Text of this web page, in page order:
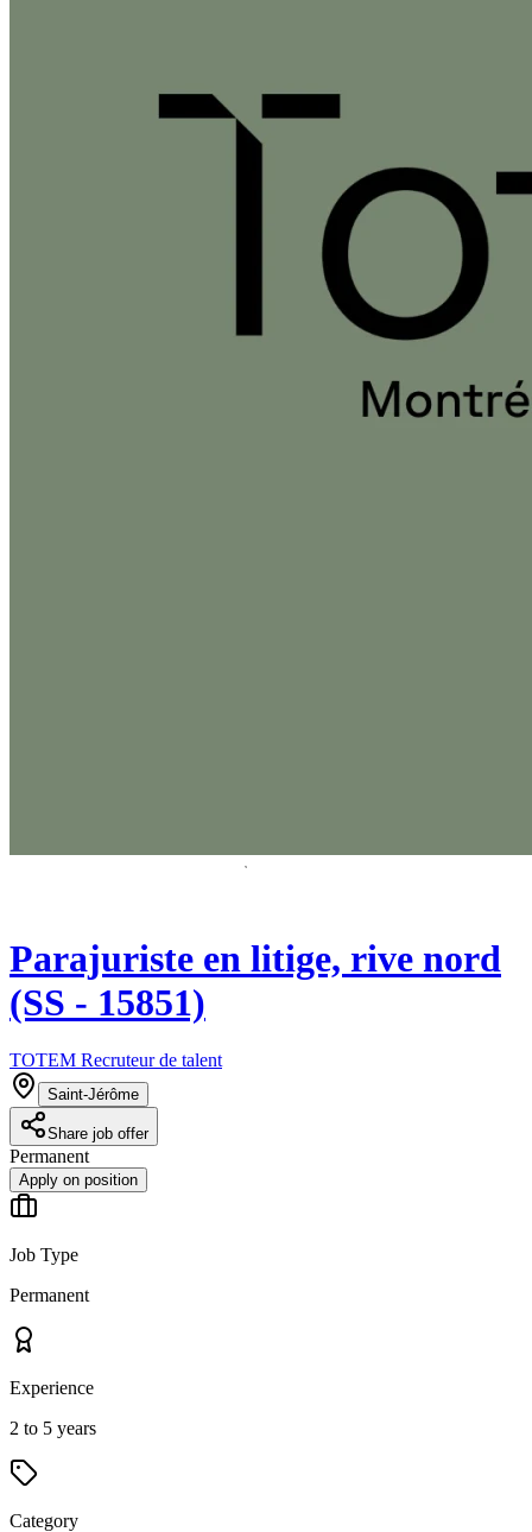
Parajuriste en litige, rive nord
(SS - 15851)
TOTEM Recruteur de talent
Saint-Jérôme
Share job offer
Permanent
Apply on position
Job Type
Permanent
Experience
2 to 5 years
Category